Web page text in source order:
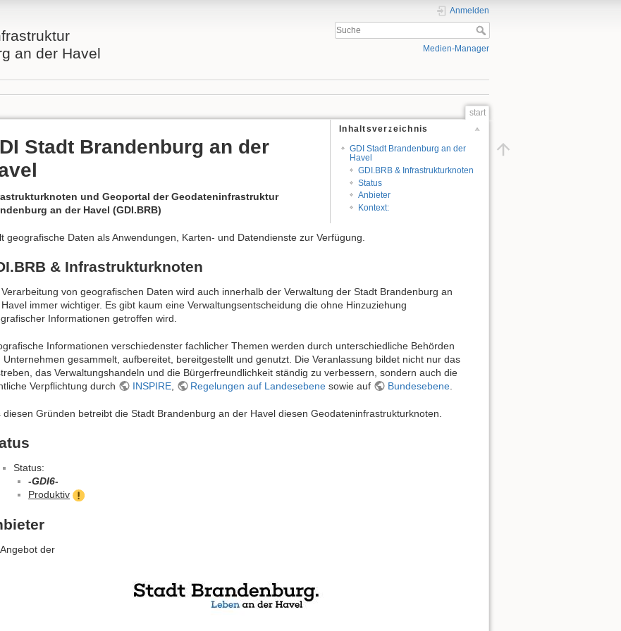
an der Havel
Anmelden
Medien-Manager
start
Inhaltsverzeichnis
GDI Stadt Brandenburg an der
Havel
GDI.BRB & Infrastrukturknoten
Status
Anbieter
Kontext:
Stadt Brandenburg an der
und Geoportal der Geodateninfrastruktur
an der Havel (GDI.BRB)
geografische Daten als Anwendungen, Karten- und Datendienste zur Verfügung.
& Infrastrukturknoten
Verarbeitung von geografischen Daten wird auch innerhalb der Verwaltung der Stadt Brandenburg an
immer wichtiger. Es gibt kaum eine Verwaltungsentscheidung die ohne Hinzuziehung
Informationen getroffen wird.
Informationen verschiedenster fachlicher Themen werden durch unterschiedliche Behörden
Unternehmen gesammelt, aufbereitet, bereitgestellt und genutzt. Die Veranlassung bildet nicht nur das
das Verwaltungshandeln und die Bürgerfreundlichkeit ständig zu verbessern, sondern auch die
Verpflichtung durch
INSPIRE, Regelungen auf Landesebene sowie auf Bundesebene.
diesen Gründen betreibt die Stadt Brandenburg an der Havel diesen Geodateninfrastrukturknoten.
Status:
-GDI6-
Produktiv
der